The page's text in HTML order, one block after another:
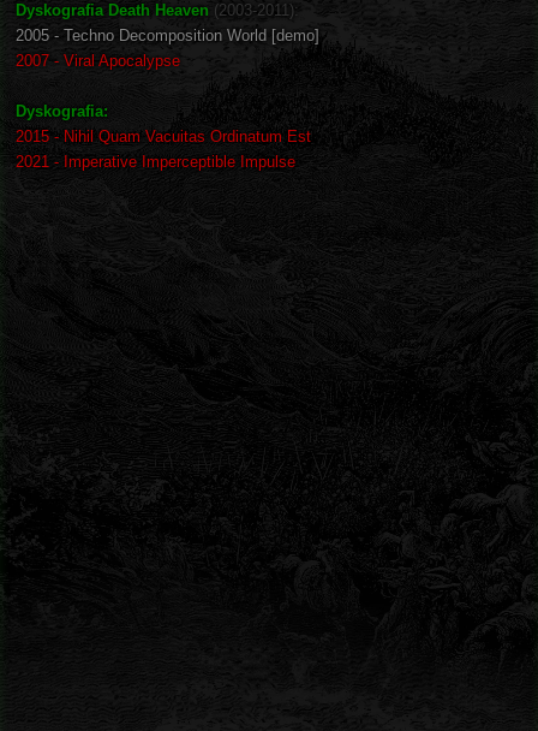
Dyskografia Death Heaven (2003-2011):
2005 - Techno Decomposition World [demo]
2007 - Viral Apocalypse
Dyskografia:
2015 - Nihil Quam Vacuitas Ordinatum Est
2021 - Imperative Imperceptible Impulse